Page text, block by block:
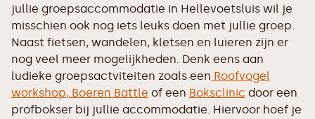
jullie groepsaccommodatie in Hellevoetsluis wil je
misschien ook nog iets leuks doen met jullie groep.
Naast fietsen, wandelen, kletsen en luieren zijn er
nog veel meer mogelijkheden. Denk eens aan
ludieke groepsactviteiten zoals een Roofvogel
workshop, Boeren Battle of een Boksclinic door een
profbokser bij jullie accommodatie. Hiervoor hoef je